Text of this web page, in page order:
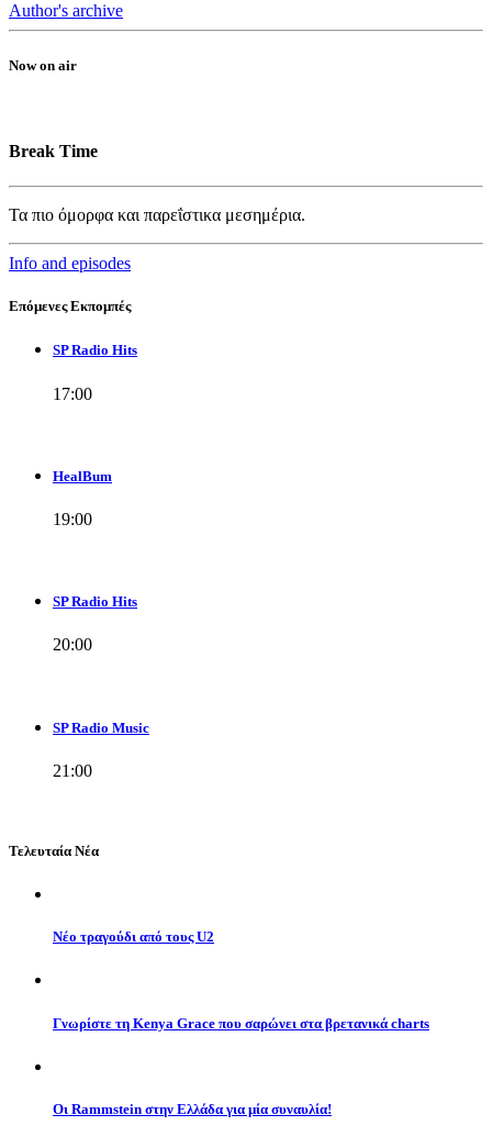
Author's archive
Now on air
Break Time
Τα πιο όμορφα και παρεΐστικα μεσημέρια.
Info and episodes
Επόμενες Εκπομπές
SP Radio Hits
17:00
HealBum
19:00
SP Radio Hits
20:00
SP Radio Music
21:00
Τελευταία Νέα
Νέο τραγούδι από τους U2
Γνωρίστε τη Kenya Grace που σαρώνει στα βρετανικά charts
Οι Rammstein στην Ελλάδα για μία συναυλία!